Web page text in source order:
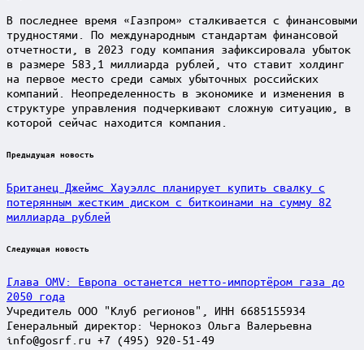
В последнее время «Газпром» сталкивается с финансовыми
трудностями. По международным стандартам финансовой
отчетности, в 2023 году компания зафиксировала убыток
в размере 583,1 миллиарда рублей, что ставит холдинг
на первое место среди самых убыточных российских
компаний. Неопределенность в экономике и изменения в
структуре управления подчеркивают сложную ситуацию, в
которой сейчас находится компания.
Post
Предыдущая новость
Британец Джеймс Хауэллс планирует купить свалку с
потерянным жестким диском с биткоинами на сумму 82
миллиарда рублей
Следующая новость
Глава OMV: Европа останется нетто-импортёром газа до
2050 года
Учредитель ООО "Клуб регионов", ИНН 6685155934
Генеральный директор: Чернокоз Ольга Валерьевна
info@gosrf.ru +7 (495) 920-51-49